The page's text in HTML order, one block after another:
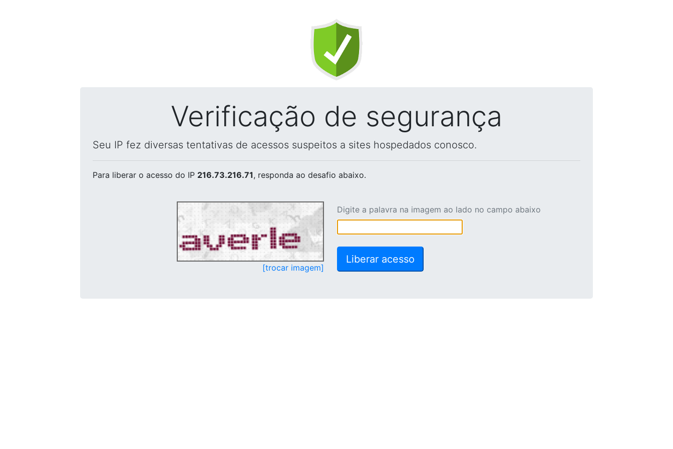
Verificação de segurança
Seu IP fez diversas tentativas de acessos suspeitos a sites hospedados conosco.
Para liberar o acesso do IP 216.73.216.71, responda ao desafio abaixo.
[trocar imagem]
Digite a palavra na imagem ao lado no campo abaixo